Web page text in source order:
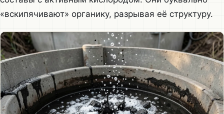
«вскипячивают» органику, разрывая её структуру.